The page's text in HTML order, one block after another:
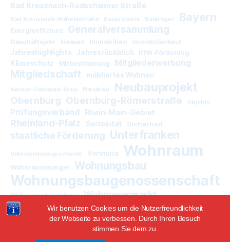
Wir benutzen Cookies um die Nutzerfreundlichkeit
der Webseite zu verbessen. Durch Ihren Besuch
stimmen Sie dem zu.
Bad Kreuznach-Rüdesheimer Straße
Bad Kreuznach-Wilhelmstraße Bauprojekte Bauträger Bayern
Energieeffizienz Generalversammlung
Geschäftsjahr Hessen Immobilien Immobilienkauf
Jahreshighlights Jahresrückblick KfW-Förderung
Klimaschutz Mitbestimmung Mitgliederwerbung
Mitgliedschaft möbliertes Wohnen
Neckar-Odenwald-Kreis Neubau Neubauprojekt
Obernburg Obernburg-Römerstraße Objekte
Prüfungsverband Rhein-Main-Gebiet
Rheinland-Pfalz Seriosität Sicherheit
staatliche Förderung Unterfranken
Unternehmensgeschichte Vorstand Wohnraum
Wohnraummangel Wohnungsbau
Wohnungsbaugenossenschaft
Wohnungsbauprämie Wohnungsmarkt
© 2026DWG eG News